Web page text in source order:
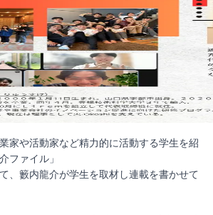
家や活動家など精力的に活動する学生を紹
ファイル」
、籔内龍介が学生を取材し連載を書かせて